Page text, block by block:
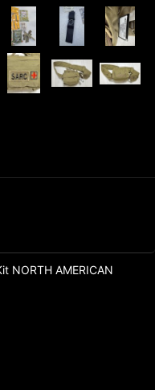
NORTH AMERICAN